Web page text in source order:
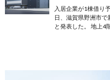
入居企業が1棟借り
日、滋賀県野洲市で
と発表した。 地上4